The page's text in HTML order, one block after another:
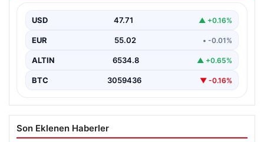
ilgi ve büyük heyecan eşliğinde Trabzon'a geldi.
Dünyaca…
USD 47.71 ▲ +0.16%
EUR 55.02 • -0.01%
ALTIN 6534.8 ▲ +0.65%
BTC 3059436 ▼ -0.16%
Son Eklenen Haberler